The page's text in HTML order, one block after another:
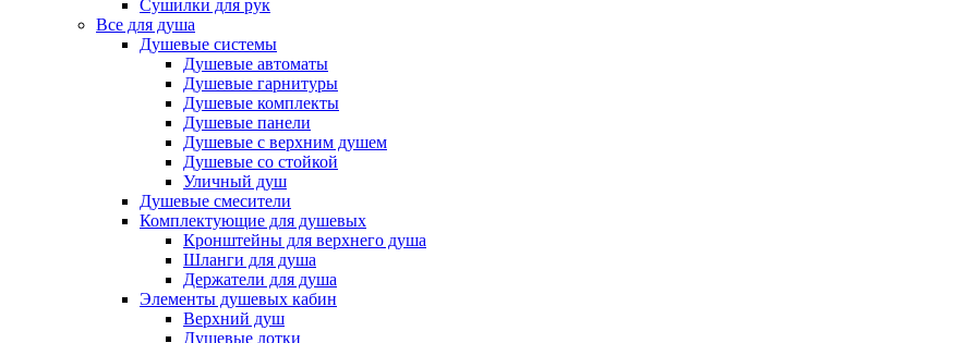
Сушилки для рук
Все для душа
Душевые системы
Душевые автоматы
Душевые гарнитуры
Душевые комплекты
Душевые панели
Душевые с верхним душем
Душевые со стойкой
Уличный душ
Душевые смесители
Комплектующие для душевых
Кронштейны для верхнего душа
Шланги для душа
Держатели для душа
Элементы душевых кабин
Верхний душ
Душевые лотки